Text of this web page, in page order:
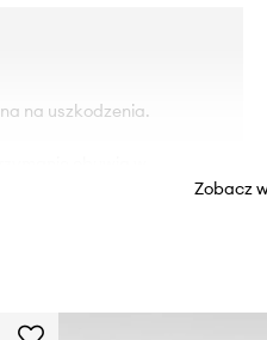
na uszkodzenia.
Zobacz